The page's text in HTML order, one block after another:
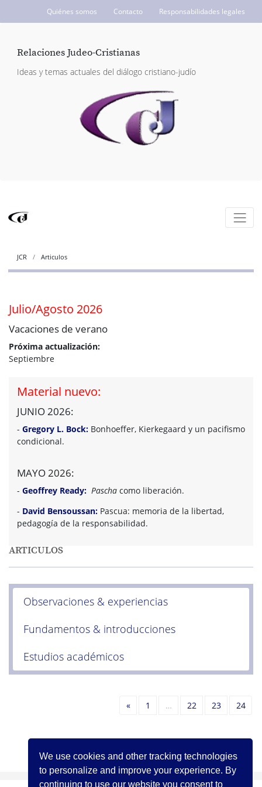
We use cookies and other tracking technologies
to personalize and improve your experience. By
continuing to use our website you consent to
Quiénes somos Contacto Responsabilidades legales
Relaciones Judeo-Cristianas
Ideas y temas actuales del diálogo cristiano-judío
JCR Articulos
Julio/Agosto 2026
Vacaciones de verano
Próxima actualización:
Septiembre
Material nuevo:
JUNIO 2026:
- Gregory L. Bock: Bonhoeffer, Kierkegaard y un pacifismo
condicional.
MAYO 2026:
- Geoffrey Ready: Pascha como liberación.
- David Bensoussan: Pascua: memoria de la libertad,
pedagogía de la responsabilidad.
ARTICULOS
Observaciones & experiencias
Fundamentos & introducciones
Estudios académicos
«Anterior
1 … 22 23 24
… 23